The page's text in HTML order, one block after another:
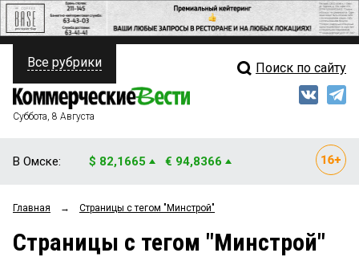
ПОЛИТИКА
ФИНАНСЫ
ОБЩЕСТВО
ЗАКОН
Свежий выпуск
Мнения
Рейтинги
Все рубрики Поиск по сайту
Суббота, 8 Августа
В Омске: $ 82,1665 € 94,8366
Главная → Страницы c тегом "Минстрой"
Страницы c тегом "Минстрой"